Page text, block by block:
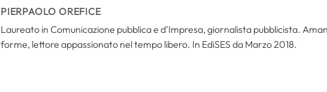
PIERPAOLO OREFICE
Laureato in Comunicazione pubblica e d’Impresa, giornalista pubblicista.
forme, lettore appassionato nel tempo libero. In EdiSES da Marzo 2018.